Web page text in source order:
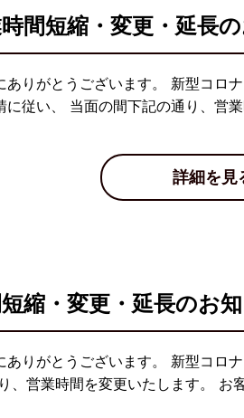
間短縮・変更・延長
りがとうございます。 新型コロ
従い、 当面の間下記の通り、営
詳細を見
縮・変更・延長のお
りがとうございます。 新型コロ
、営業時間を変更いたします。 お